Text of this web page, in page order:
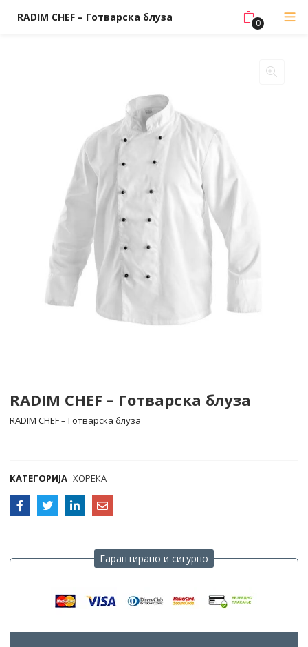
RADIM CHEF – Готварска блуза 0
RADIM CHEF – Готварска блуза
RADIM CHEF – Готварска блуза
КАТЕГОРИЈА ХОРЕКА
Гарантирано и сигурно